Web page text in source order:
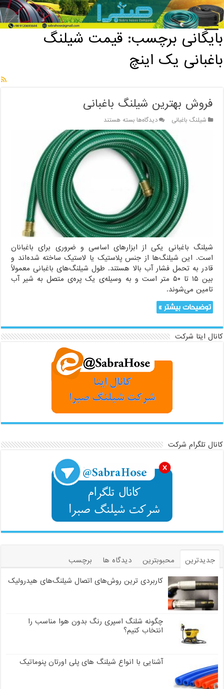
خانه / بایگانی برچسب: قیمت شیلنگ باغبانی یک اینچ
بایگانی برچسب:قیمت شیلنگ
باغبانی یک اینچ
فروش بهترین شیلنگ باغبانی
شیلنگ باغبانی دیدگاه‌هابرای
فروش
بهترین
شیلنگ
باغبانی
بسته هستند
شیلنگ باغبانی یکی از ابزارهای اساسی و ضروری برای باغبانان
است. این شیلنگ‌ها از جنس پلاستیک یا لاستیک ساخته شده‌اند و
قادر به تحمل فشار آب بالا هستند. طول شیلنگ‌های باغبانی معمولاً
بین ۱۵ تا ۵۰ متر است و به وسیله‌ی یک پره‌ی متصل به شیر آب
تامین می‌شوند.
توضیحات بیشتر »
کانال ایتا شرکت
کانال تلگرام شرکت
جدیدترین محبوبترین دیدگاه ها
برچسب
کاربردی ترین روش‌های اتصال شیلنگ‌های هیدرولیک
چگونه شلنگ اسپری رنگ بدون هوا مناسب را
انتخاب کنیم؟
آشنایی با انواع شیلنگ های پلی اورتان پنوماتیک